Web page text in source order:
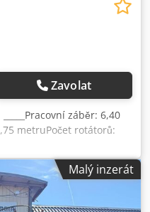
Zavolat
_____Pracovní záběr: 6,40
metruPočet rotátorů:
6Šířka při
transportu: 3,30
nakloněním
nad prstyÚhel rozhozu
přes prstovou spojku
Malý inzerát